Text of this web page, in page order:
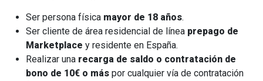
Ser persona física mayor de 18 años.
Ser cliente de área residencial de línea prepago de
Marketplace y residente en España.
Realizar una recarga de saldo o contratación de
bono de 10€ o más por cualquier vía de contratación